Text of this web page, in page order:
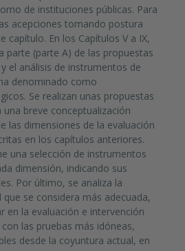
de instituciones públicas. Para
acepciones tomando postura
capítulo. En los Capítulos V a IX,
parte (parte A) de las propuestas
el análisis de instrumentos de
denominado como
Se realizan unas propuestas
breve conceptualización
las dimensiones de la evaluación
en los capítulos anteriores.
una selección de instrumentos
dimensión, indicando sus
Por último, se analiza la
se considera más adecuada,
en la evaluación e intervención
las pruebas más idóneas,
desde la coyuntura actual, en